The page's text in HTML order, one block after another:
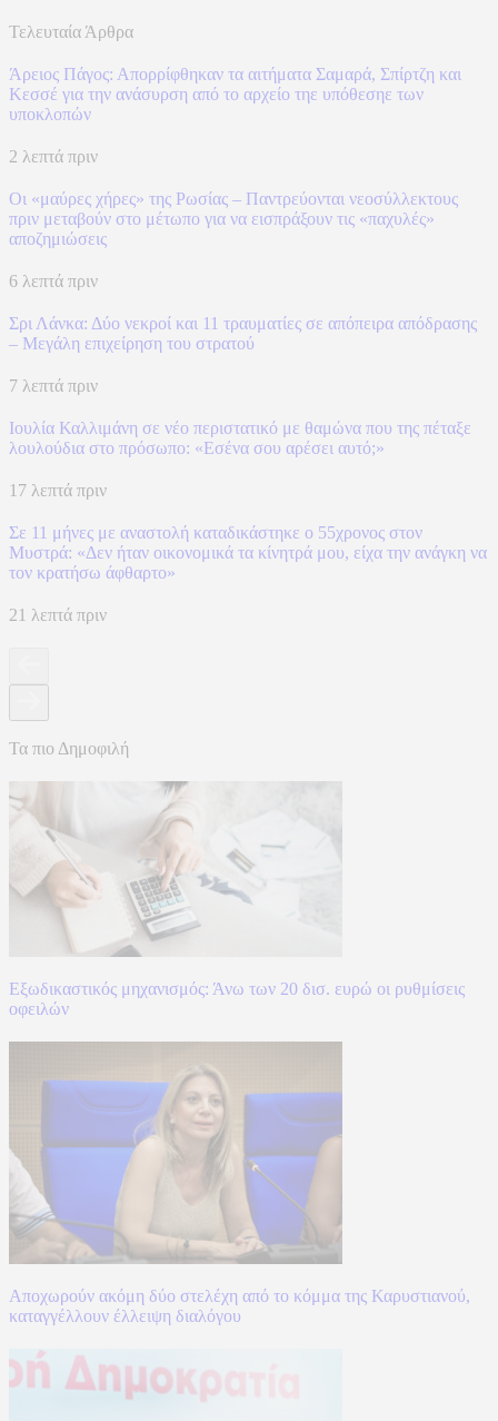
Τελευταία Άρθρα
Άρειος Πάγος: Απορρίφθηκαν τα αιτήματα Σαμαρά, Σπίρτζη και
Κεσσέ για την ανάσυρση από το αρχείο τηε υπόθεσηε των
υποκλοπών
2 λεπτά πριν
Οι «μαύρες χήρες» της Ρωσίας – Παντρεύονται νεοσύλλεκτους
πριν μεταβούν στο μέτωπο για να εισπράξουν τις «παχυλές»
αποζημιώσεις
6 λεπτά πριν
Σρι Λάνκα: Δύο νεκροί και 11 τραυματίες σε απόπειρα απόδρασης
– Μεγάλη επιχείρηση του στρατού
7 λεπτά πριν
Ιουλία Καλλιμάνη σε νέο περιστατικό με θαμώνα που της πέταξε
λουλούδια στο πρόσωπο: «Εσένα σου αρέσει αυτό;»
17 λεπτά πριν
Σε 11 μήνες με αναστολή καταδικάστηκε ο 55χρονος στον
Μυστρά: «Δεν ήταν οικονομικά τα κίνητρά μου, είχα την ανάγκη να
τον κρατήσω άφθαρτο»
21 λεπτά πριν
Τα πιο Δημοφιλή
Εξωδικαστικός μηχανισμός: Άνω των 20 δισ. ευρώ οι ρυθμίσεις
οφειλών
Αποχωρούν ακόμη δύο στελέχη από το κόμμα της Καρυστιανού,
καταγγέλλουν έλλειψη διαλόγου